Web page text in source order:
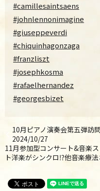
#camillesaintsaens
#johnlennonimagine
#giuseppeverdi
#chiquinhagonzaga
#franzliszt
#josephkosma
#rafaelhernandez
#georgesbizet
10月ピアノ演奏会第五弾
2024/10/27
11月参加型コンサート&音楽
ト洋楽がシンクロ⁉他音楽療